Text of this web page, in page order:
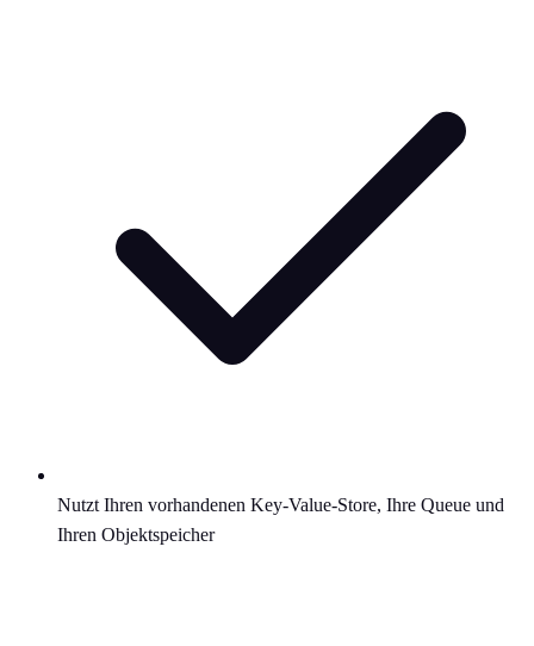
Nutzt Ihren vorhandenen Key-Value-Store, Ihre Queue und
Ihren Objektspeicher